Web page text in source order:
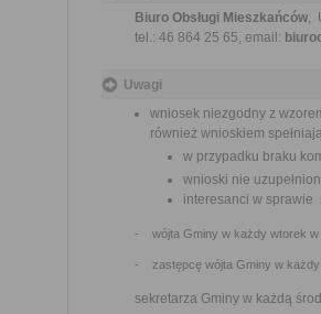
Biuro Obsługi Mieszkańców,
tel.: 46 864 25 65, email:
Uwagi
wniosek niezgodny z
również wnioskiem
w przypadku braku
wnioski nie
interesanci w sprawie
- wójta Gminy w każdy wtorek w
- zastępcę wójta Gminy w każdy
sekretarza Gminy w każdą